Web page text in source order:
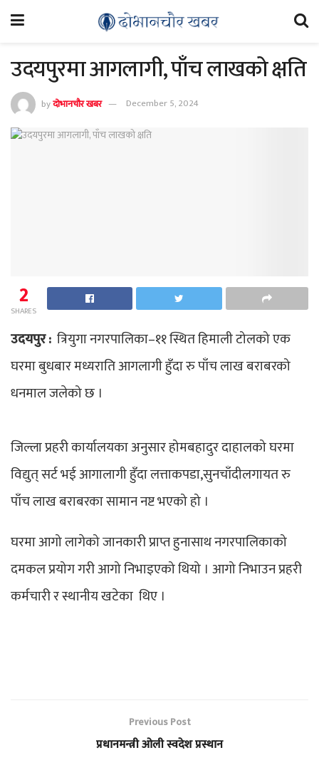
उदयपुरमा आगलागी, पाँच लाखको क्षति
byदोभानचौर खबर December 5, 2024
2
SHARES
उदयपुर : त्रियुगा नगरपालिका–११ स्थित हिमाली टोलको एक
घरमा बुधबार मध्यराति आगलागी हुँदा रु पाँच लाख बराबरको
धनमाल जलेको छ ।
जिल्ला प्रहरी कार्यालयका अनुसार होमबहादुर दाहालको घरमा
विद्युत् सर्ट भई आगालागी हुँदा लत्ताकपडा,सुनचाँदीलगायत रु
पाँच लाख बराबरका सामान नष्ट भएको हो ।
घरमा आगो लागेको जानकारी प्राप्त हुनासाथ नगरपालिकाको
दमकल प्रयोग गरी आगो निभाइएको थियो । आगो निभाउन प्रहरी
कर्मचारी र स्थानीय खटेका थिए ।
Previous Post
प्रधानमन्त्री ओली स्वदेश प्रस्थान